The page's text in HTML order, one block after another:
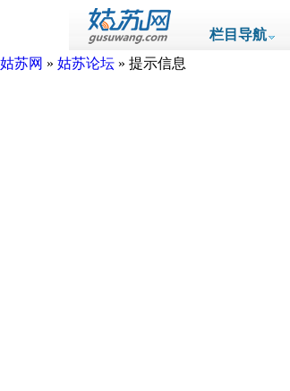
栏目导航
姑苏网 » 姑苏论坛 » 提示信息